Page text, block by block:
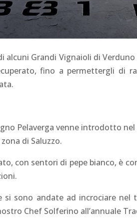
Grandi Vignaioli di
fino a permettergli di
Pelaverga venne introdotto
di Saluzzo.
con sentori di pepe bianco, è
si sono andate ad incrociare
Chef Solferino all’annuale